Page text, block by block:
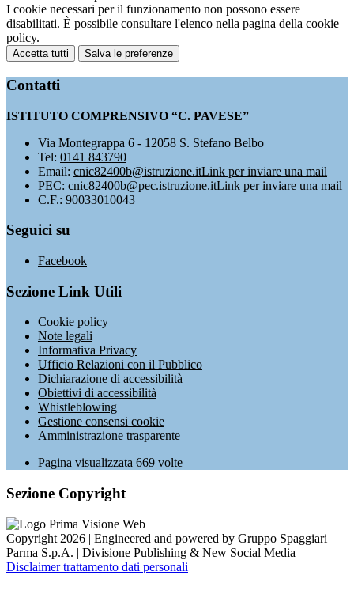
I cookie necessari per il funzionamento non possono essere
disabilitati. È possibile consultare l'elenco nella pagina della cookie
policy.
Accetta tutti Salva le preferenze
Contatti
ISTITUTO COMPRENSIVO “C. PAVESE”
Via Montegrappa 6 - 12058 S. Stefano Belbo
Tel: 0141 843790
Email: cnic82400b@istruzione.itLink per inviare una mail
PEC: cnic82400b@pec.istruzione.itLink per inviare una mail
C.F.: 90033010043
Seguici su
Facebook
Sezione Link Utili
Cookie policy
Note legali
Informativa Privacy
Ufficio Relazioni con il Pubblico
Dichiarazione di accessibilità
Obiettivi di accessibilità
Whistleblowing
Gestione consensi cookie
Amministrazione trasparente
Pagina visualizzata 669 volte
Sezione Copyright
Copyright 2026 | Engineered and powered by Gruppo Spaggiari
Parma S.p.A. | Divisione Publishing & New Social Media
Disclaimer trattamento dati personali